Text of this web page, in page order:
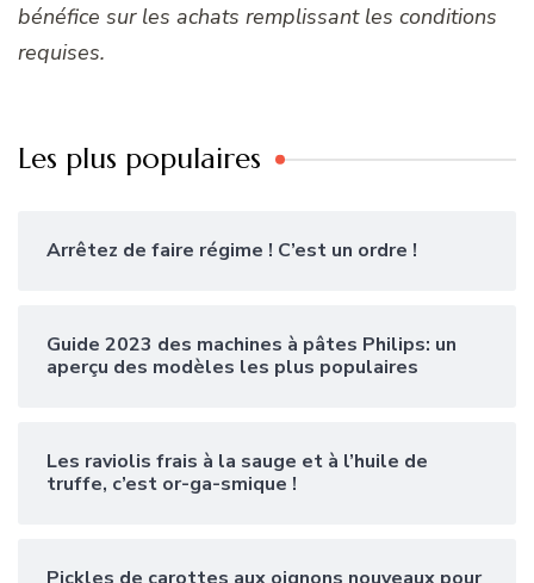
bénéfice sur les achats remplissant les conditions
requises.
Les plus populaires
Arrêtez de faire régime ! C’est un ordre !
Guide 2023 des machines à pâtes Philips: un
aperçu des modèles les plus populaires
Les raviolis frais à la sauge et à l’huile de
truffe, c’est or-ga-smique !